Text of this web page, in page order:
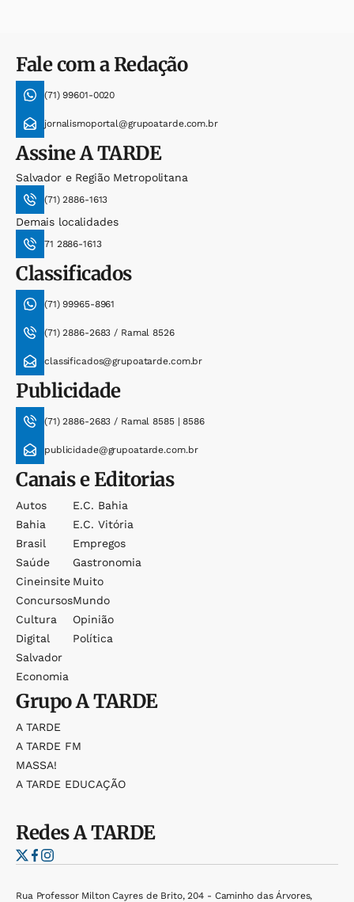
Fale com a Redação
(71) 99601-0020
jornalismoportal@grupoatarde.com.br
AssineA TARDE
Salvador e Região Metropolitana
(71) 2886-1613
Demais localidades
71 2886-1613
Classificados
(71) 99965-8961
(71) 2886-2683 / Ramal 8526
classificados@grupoatarde.com.br
Publicidade
(71) 2886-2683 / Ramal 8585 | 8586
publicidade@grupoatarde.com.br
Canais e Editorias
Autos
Bahia
Brasil
Saúde
Cineinsite
Concursos
Cultura
Digital
Salvador
Economia
E.c. Bahia
E.c. Vitória
Empregos
Gastronomia
Muito
Mundo
Opinião
Política
GrupoA TARDE
A TARDE
A TARDE FM
MASSA!
A TARDE EDUCAÇÃO
RedesA TARDE
Rua Professor Milton Cayres de Brito, 204 - Caminho das Árvores,